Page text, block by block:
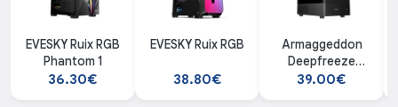
EVESKY Ruix RGB
Phantom 1
36.30€
EVESKY Ruix RGB
38.80€
Armaggeddon
Deepfreeze
Duplex 2 CHROMA
39.00€